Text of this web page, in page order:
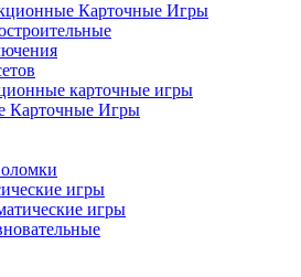
Карточные Игры
карточные игры
Карточные Игры
игры
игры